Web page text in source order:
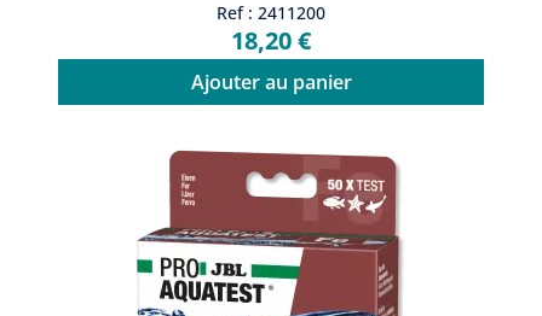
Ref : 2411200
18,20 €
Ajouter au panier